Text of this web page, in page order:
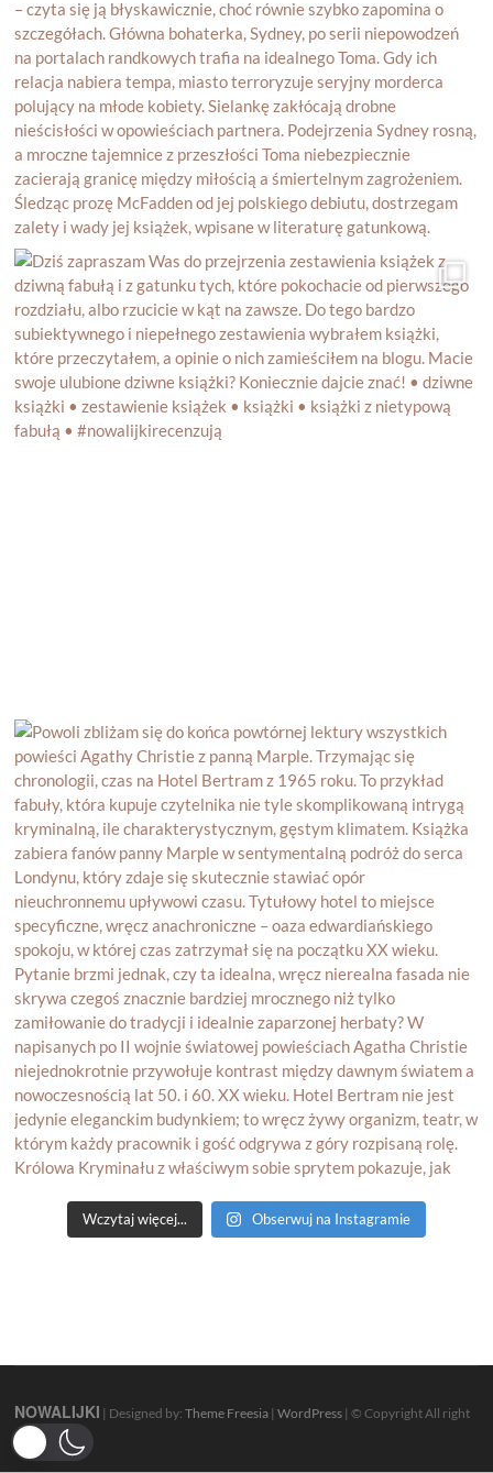
Wczytaj więcej... Obserwuj na Instagramie
NOWALIJKI | Designed by:Theme Freesia |WordPress | © Copyright All right
reserved